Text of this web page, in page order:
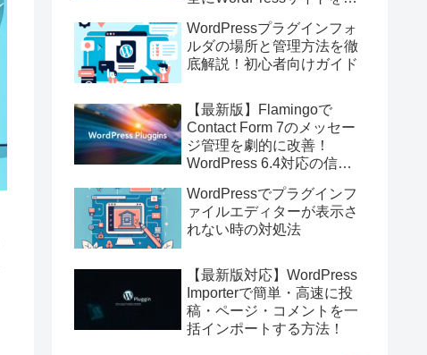
WordPressプラグインフォ
ルダの場所と管理方法を徹
底解説！初心者向けガイド
【最新版】Flamingoで
Contact Form 7のメッセー
ジ管理を劇的に改善！
WordPress 6.4対応の信頼
WordPressでプラグインフ
ァイルエディターが表示さ
れない時の対処法
【最新版対応】WordPress
Importerで簡単・高速に投
稿・ページ・コメントを一
括インポートする方法！